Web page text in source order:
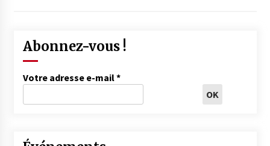
Abonnez-vous !
Votre adresse e-mail*